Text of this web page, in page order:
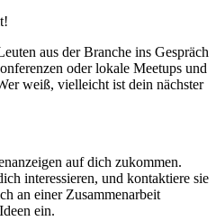
aus der Branche ins Gespräch
oder lokale Meetups und
weiß, vielleicht ist dein nächster
auf dich zukommen.
interessieren, und kontaktiere sie
an einer Zusammenarbeit
ein.